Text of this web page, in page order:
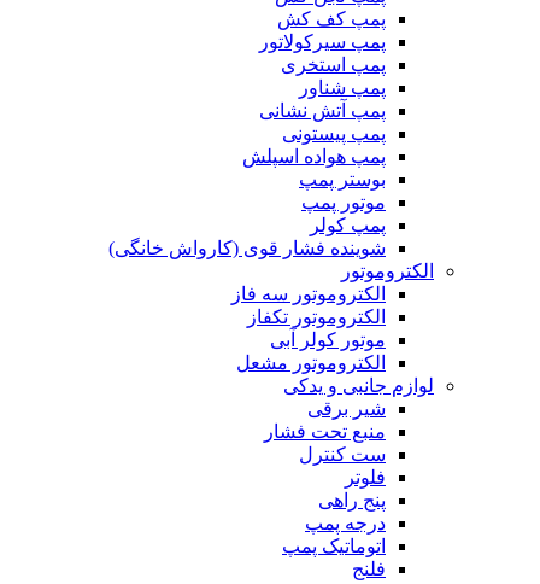
پمپ کف کش
پمپ سیرکولاتور
پمپ استخری
پمپ شناور
پمپ آتش نشانی
پمپ پیستونی
پمپ هواده اسپلش
بوستر پمپ
موتور پمپ
پمپ کولر
شوینده فشار قوی (کارواش خانگی)
الکتروموتور
الکتروموتور سه فاز
الکتروموتور تکفاز
موتور کولر آبی
الکتروموتور مشعل
لوازم جانبی و یدکی
شیر برقی
منبع تحت فشار
ست کنترل
فلوتر
پنج راهی
درجه پمپ
اتوماتیک پمپ
فلنج